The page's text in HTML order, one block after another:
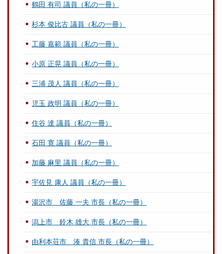
鶴田 有司 議員（私の一冊）
杉本 俊比古 議員（私の一冊）
工藤 嘉範 議員（私の一冊）
小原 正晃 議員（私の一冊）
三浦 茂人 議員（私の一冊）
児玉 政明 議員（私の一冊）
住谷 達 議員（私の一冊）
石田 寛 議員（私の一冊）
加藤 麻里 議員（私の一冊）
宇佐見 康人 議員（私の一冊）
湯沢市 佐藤 一夫 市長（私の一冊）
潟上市 鈴木 雄大 市長（私の一冊）
由利本荘市 湊 貴信 市長（私の一冊）